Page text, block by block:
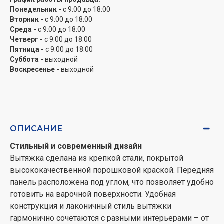
защищает внутреннюю часть от загрязнений. Если у
вас затруднено подсоединение или отсутствует
вентиляционная шахта, то в этом случае можно
докупить угольные фильтры и вытяжка будет
очищать воздух в режиме рециркуляции. Выбирая
ТМ JANTAR, вы выбираете продукцию, которая будет
Понедельник - с 9:00 до 18:00
Вторник - с 9:00 до 18:00
Среда - с 9:00 до 18:00
Четверг - с 9:00 до 18:00
Пятница - с 9:00 до 18:00
Суббота - выходной
Воскресенье - выходной
ОПИСАНИЕ
Стильный и современный дизайн
Вытяжка сделана из крепкой стали, покрытой
высококачественной порошковой краской. Передняя
панель расположена под углом, что позволяет удобно
готовить на варочной поверхности. Удобная
конструкция и лаконичный стиль вытяжки
гармонично сочетаются с разными интерьерами – от